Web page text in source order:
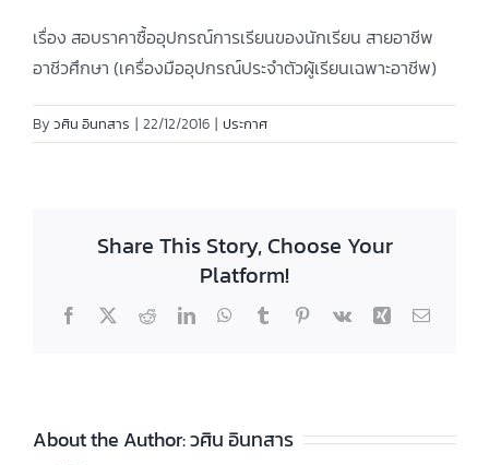
เรื่อง สอบราคาซื้ออุปกรณ์การเรียนของนักเรียน สายอาชีพ
อาชีวศึกษา (เครื่องมืออุปกรณ์ประจำตัวผู้เรียนเฉพาะอาชีพ)
By วศิน อินทสาร | 22/12/2016 | ประกาศ
Share This Story, Choose Your
Platform!
Facebook
X RedditLinkedInWhatsApp
TumblrPinterest
Vk Xing Email
About the Author:วศิน อินทสาร